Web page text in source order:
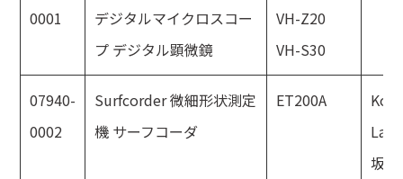
0001
デジタルマイクロスコー
プ デジタル顕微鏡
VH-Z20
VH-S30
07940-
0002
Surfcorder 微細形状測定
機 サーフコーダ
ET200A
坂